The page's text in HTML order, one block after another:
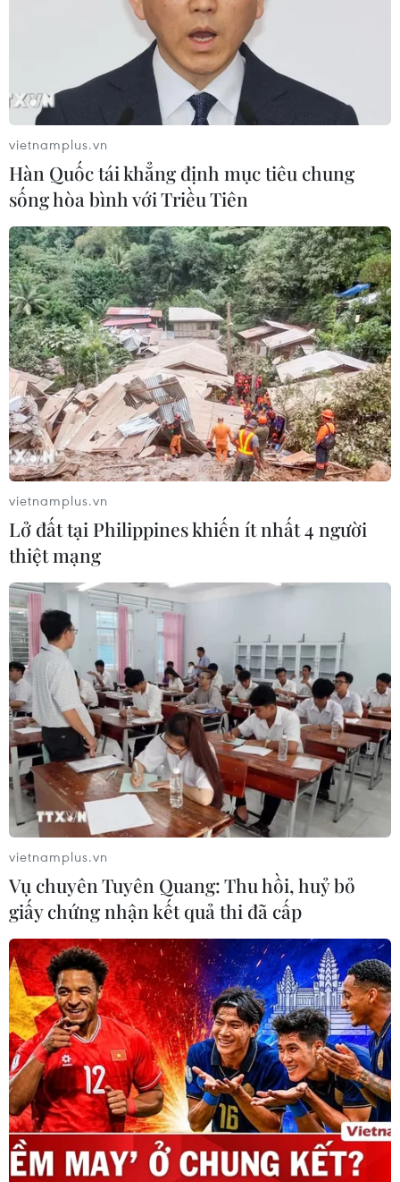
Đại sứ Lào đánh giá cao công tác chuẩn bị
Đại hội XIII của Đảng
23/01/2021 01:48
Đại sứ Lào tại Việt Nam đánh giá công tác nhân sự trình
Đại hội XIII được chuẩn bị nghiêm túc đảm bảo đủ cả
ba thế hệ, góp phần nâng cao chất lượng nhân sự
Đảng ủy các cấp.
''Đại hội XIII thành công sẽ tạo nền tảng
để Việt Nam phát triển''
01/02/2021 12:26
Nhà báo Trung Quốc Đường Vĩ Cường nhận định, Đại
hội XIII rất quan trọng đối với sự nghiệp phát triển của
Đảng và Nhà nước Việt Nam, là nhân tố then chốt bảo
đảm chính trị ổn định, an ninh quốc gia.
Tổng Bí thư Lào chúc mừng thành công
vietnamplus.vn
Hàn Quốc tái khẳng định mục tiêu chung
sống hòa bình với Triều Tiên
vietnamplus.vn
Lở đất tại Philippines khiến ít nhất 4 người
thiệt mạng
vietnamplus.vn
Vụ chuyên Tuyên Quang: Thu hồi, huỷ bỏ
giấy chứng nhận kết quả thi đã cấp